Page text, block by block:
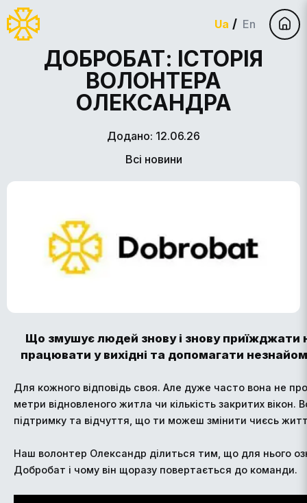
Ua En
ДОБРОБАТ: ІСТОРІЯ
ВОЛОНТЕРА
ОЛЕКСАНДРА
Додано: 12.06.26
Всі новини
Що змушує людей знову і знову приїжджати
працювати у вихідні та допомагати
Для кожного відповідь своя. Але дуже часто вона не
метри відновленого житла чи кількість закритих вікон.
підтримку та відчуття, що ти можеш змінити чиєсь
Наш волонтер Олександр ділиться тим, що для нього
Добробат і чому він щоразу повертається до команди.